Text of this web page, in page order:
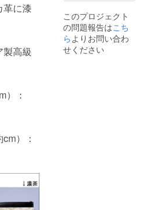
に漆
高級
）：
）：
このプロジェクト
の問題報告はこち
らよりお問い合わ
せください